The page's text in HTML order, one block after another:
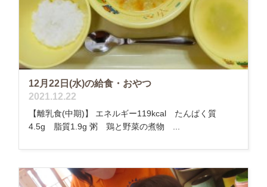
12月22日(水)の給食・おやつ
2021.12.22
【離乳食(中期)】 エネルギー119kcal たんぱく質
4.5g 脂質1.9g 粥 鶏と野菜の煮物 ...